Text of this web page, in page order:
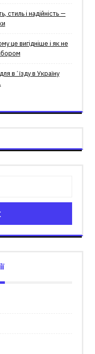
стиль і надійність —
це вигідніше і як не
вʼїзду в Україну